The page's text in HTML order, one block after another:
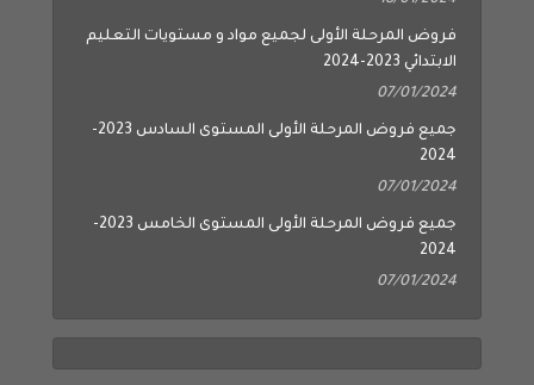
فروض المرحلة الأولى لجميع مواد و مستويات التعليم
الابتدائي 2023-2024
07/01/2024
جميع فروض المرحلة الأولى المستوى السادس 2023-
2024
07/01/2024
جميع فروض المرحلة الأولى المستوى الخامس 2023-
2024
07/01/2024